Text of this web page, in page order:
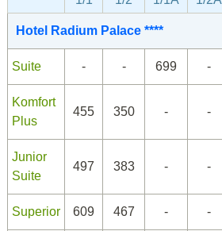
Hotel Radium Palace ****
Suite - - 699 -
Komfort
Plus
455 350 - -
Junior
Suite
497 383 - -
Superior 609 467 - -